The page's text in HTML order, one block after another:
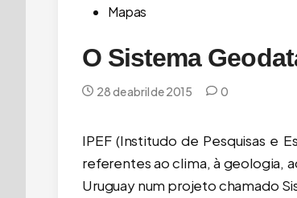
Mapas
O Sistema
28 de abril de 2015 0
IPEF (Institudo de Pesquisas e
referentes ao clima, à geologia,
Uruguay num projeto chamado
de anúncios. Estamos trabalhando para